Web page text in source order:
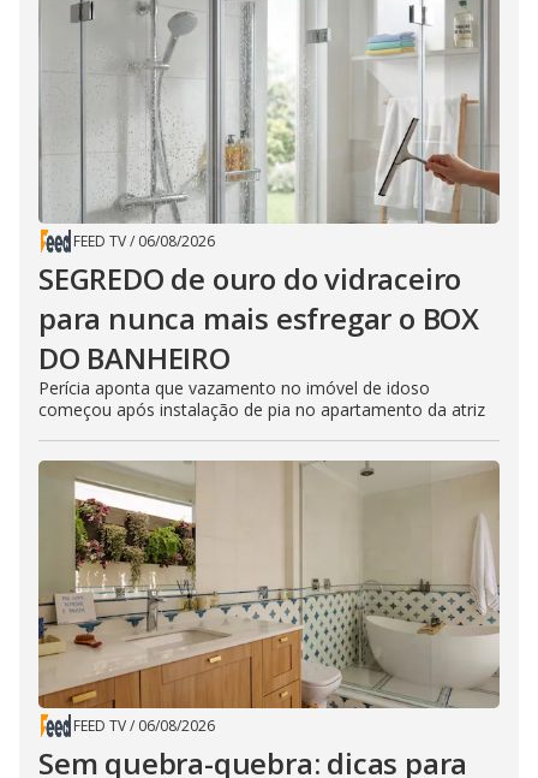
FEED TV/ 06/08/2026
SEGREDO de ouro do vidraceiro
para nunca mais esfregar o BOX
DO BANHEIRO
Perícia aponta que vazamento no imóvel de idoso
começou após instalação de pia no apartamento da atriz
FEED TV/ 06/08/2026
Sem quebra-quebra: dicas para